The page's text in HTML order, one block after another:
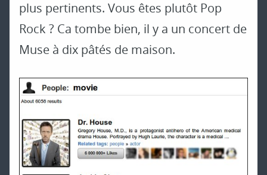
plus pertinents. Vous êtes plutôt Pop
Rock ? Ca tombe bien, il y a un concert de
Muse à dix pâtés de maison.